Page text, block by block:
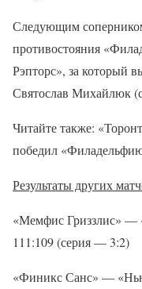
Следующим
противостояния
Рэпторс», за который
Святослав Михайлюк
Читайте также:
победил
Результаты других
«Мемфис Гриззлис» —
111:109 (серия — 3:2)
«Финикс Санс» —